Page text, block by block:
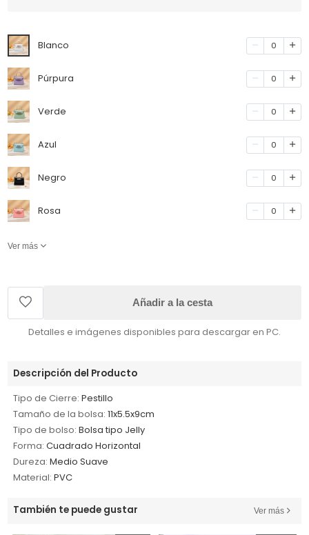
Blanco 0
Púrpura 0
Verde 0
Azul 0
Negro 0
Rosa 0
Ver más
Añadir a la cesta
Detalles e imágenes disponibles para descargar en PC.
Descripción del Producto
Tipo de Cierre: Pestillo
Tamaño de la bolsa: 11x5.5x9cm
Tipo de bolso: Bolsa tipo Jelly
Forma: Cuadrado Horizontal
Dureza: Medio Suave
Material: PVC
También te puede gustar Ver más